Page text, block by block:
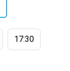
17:30